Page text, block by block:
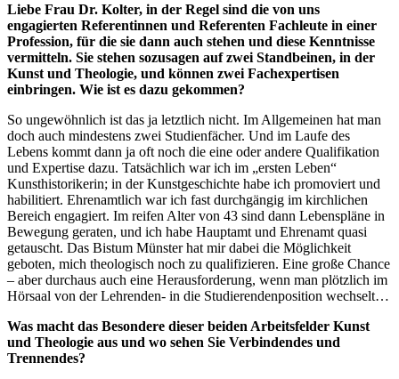
Liebe Frau Dr. Kolter, in der Regel sind die von uns
engagierten Referentinnen und Referenten Fachleute in einer
Profession, für die sie dann auch stehen und diese Kenntnisse
vermitteln. Sie stehen sozusagen auf zwei Standbeinen, in der
Kunst und Theologie, und können zwei Fachexpertisen
einbringen. Wie ist es dazu gekommen?
So ungewöhnlich ist das ja letztlich nicht. Im Allgemeinen hat man
doch auch mindestens zwei Studienfächer. Und im Laufe des
Lebens kommt dann ja oft noch die eine oder andere Qualifikation
und Expertise dazu. Tatsächlich war ich im „ersten Leben“
Kunsthistorikerin; in der Kunstgeschichte habe ich promoviert und
habilitiert. Ehrenamtlich war ich fast durchgängig im kirchlichen
Bereich engagiert. Im reifen Alter von 43 sind dann Lebenspläne in
Bewegung geraten, und ich habe Hauptamt und Ehrenamt quasi
getauscht. Das Bistum Münster hat mir dabei die Möglichkeit
geboten, mich theologisch noch zu qualifizieren. Eine große Chance
– aber durchaus auch eine Herausforderung, wenn man plötzlich im
Hörsaal von der Lehrenden- in die Studierendenposition wechselt…
Was macht das Besondere dieser beiden Arbeitsfelder Kunst
und Theologie aus und wo sehen Sie Verbindendes und
Trennendes?